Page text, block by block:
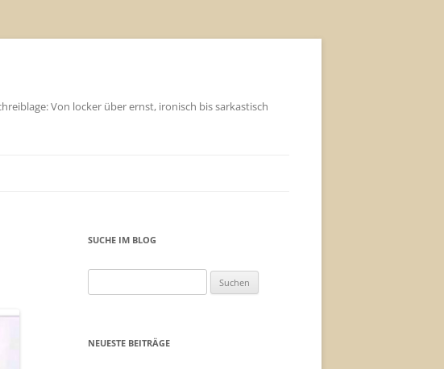
Von locker über ernst, ironisch bis sarkastisch
SUCHE IM BLOG
nach:
NEUESTE BEITRÄGE